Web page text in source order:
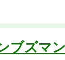
ブズマ